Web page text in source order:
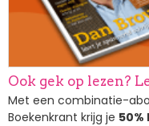
Ook gek op lezen?
Met een combinatie-
Boekenkrant krijg je